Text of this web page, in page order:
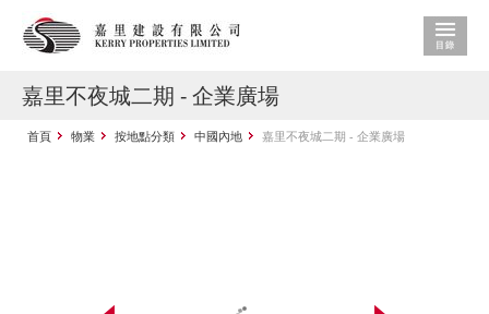
嘉里不夜城二期 - 企業廣場
首頁 物業 按地點分類 中國內地 嘉里不夜城二期 - 企業廣場